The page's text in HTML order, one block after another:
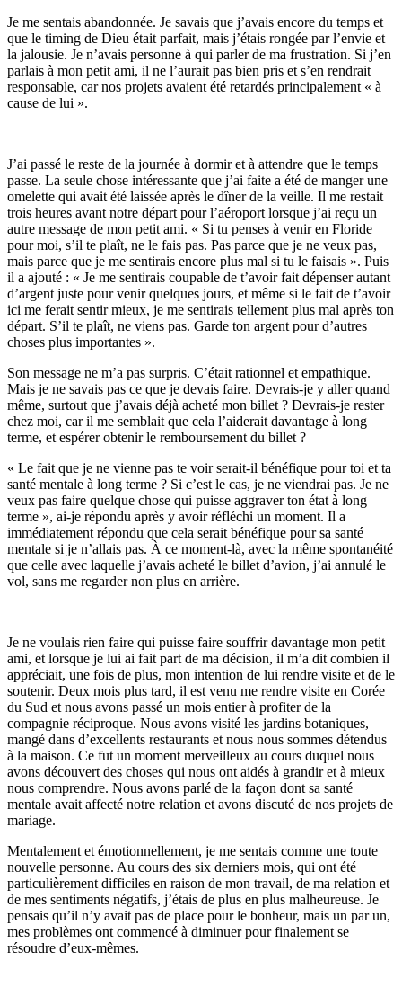
Je me sentais abandonnée. Je savais que j’avais encore du temps et
que le timing de Dieu était parfait, mais j’étais rongée par l’envie et
la jalousie. Je n’avais personne à qui parler de ma frustration. Si j’en
parlais à mon petit ami, il ne l’aurait pas bien pris et s’en rendrait
responsable, car nos projets avaient été retardés principalement « à
cause de lui ».
J’ai passé le reste de la journée à dormir et à attendre que le temps
passe. La seule chose intéressante que j’ai faite a été de manger une
omelette qui avait été laissée après le dîner de la veille. Il me restait
trois heures avant notre départ pour l’aéroport lorsque j’ai reçu un
autre message de mon petit ami. « Si tu penses à venir en Floride
pour moi, s’il te plaît, ne le fais pas. Pas parce que je ne veux pas,
mais parce que je me sentirais encore plus mal si tu le faisais ». Puis
il a ajouté : « Je me sentirais coupable de t’avoir fait dépenser autant
d’argent juste pour venir quelques jours, et même si le fait de t’avoir
ici me ferait sentir mieux, je me sentirais tellement plus mal après ton
départ. S’il te plaît, ne viens pas. Garde ton argent pour d’autres
choses plus importantes ».
Son message ne m’a pas surpris. C’était rationnel et empathique.
Mais je ne savais pas ce que je devais faire. Devrais-je y aller quand
même, surtout que j’avais déjà acheté mon billet ? Devrais-je rester
chez moi, car il me semblait que cela l’aiderait davantage à long
terme, et espérer obtenir le remboursement du billet ?
« Le fait que je ne vienne pas te voir serait-il bénéfique pour toi et ta
santé mentale à long terme ? Si c’est le cas, je ne viendrai pas. Je ne
veux pas faire quelque chose qui puisse aggraver ton état à long
terme », ai-je répondu après y avoir réfléchi un moment. Il a
immédiatement répondu que cela serait bénéfique pour sa santé
mentale si je n’allais pas. À ce moment-là, avec la même spontanéité
que celle avec laquelle j’avais acheté le billet d’avion, j’ai annulé le
vol, sans me regarder non plus en arrière.
Je ne voulais rien faire qui puisse faire souffrir davantage mon petit
ami, et lorsque je lui ai fait part de ma décision, il m’a dit combien il
appréciait, une fois de plus, mon intention de lui rendre visite et de le
soutenir. Deux mois plus tard, il est venu me rendre visite en Corée
du Sud et nous avons passé un mois entier à profiter de la
compagnie réciproque. Nous avons visité les jardins botaniques,
mangé dans d’excellents restaurants et nous nous sommes détendus
à la maison. Ce fut un moment merveilleux au cours duquel nous
avons découvert des choses qui nous ont aidés à grandir et à mieux
nous comprendre. Nous avons parlé de la façon dont sa santé
mentale avait affecté notre relation et avons discuté de nos projets de
mariage.
Mentalement et émotionnellement, je me sentais comme une toute
nouvelle personne. Au cours des six derniers mois, qui ont été
particulièrement difficiles en raison de mon travail, de ma relation et
de mes sentiments négatifs, j’étais de plus en plus malheureuse. Je
pensais qu’il n’y avait pas de place pour le bonheur, mais un par un,
mes problèmes ont commencé à diminuer pour finalement se
résoudre d’eux-mêmes.